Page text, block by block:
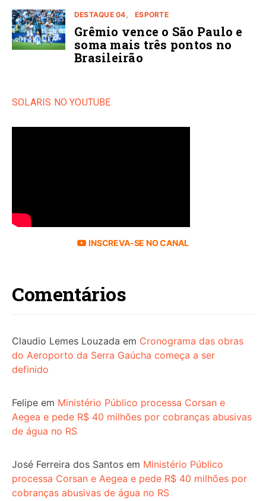
DESTAQUE 04 ESPORTE
Grêmio vence o São Paulo e
soma mais três pontos no
Brasileirão
SOLARIS NO YOUTUBE
INSCREVA-SE NO CANAL
Comentários
Claudio Lemes Louzada em Cronograma das obras
do Aeroporto da Serra Gaúcha começa a ser
definido
Felipe em Ministério Público processa Corsan e
Aegea e pede R$ 40 milhões por cobranças abusivas
de água no RS
José Ferreira dos Santos em Ministério Público
processa Corsan e Aegea e pede R$ 40 milhões por
cobranças abusivas de água no RS